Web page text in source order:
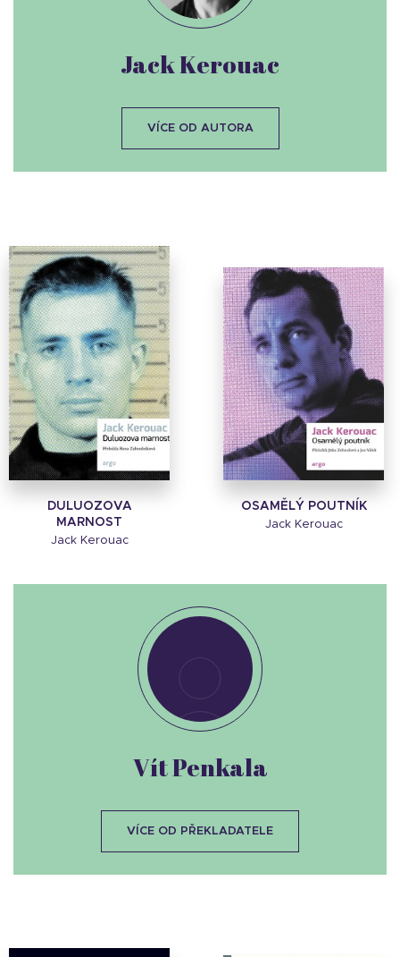
DULUOZOVA
MARNOST
Jack Kerouac
OSAMĚLÝ POUTNÍK
Jack Kerouac
Jack Kerouac
VÍCE OD AUTORA
Vít Penkala
VÍCE OD PŘEKLADATELE